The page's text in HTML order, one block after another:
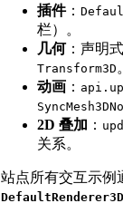
插件：
栏）。
几何：声明式
Transform3D 。
动画 ：
2D 叠加 ：
关系。
站点所有交互示例